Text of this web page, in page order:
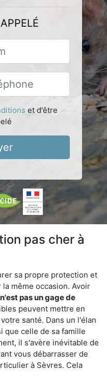
et d'être
pas cher à
sa propre protection et
même occasion. Avoir
pas un gage de
peuvent mettre en
santé. Dans un l'élan
que celle de sa famille
il s'avère inévitable de
vous débarrasser de
à Sèvres. Cela